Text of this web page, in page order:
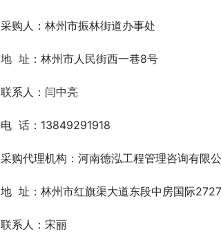
采购人：林州市振林街道办事处
地  址：林州市人民街西一巷8号
联系人：闫中亮
电  话：13849291918
采购代理机构：河南德泓工程管理咨询有限
地  址：林州市红旗渠大道东段中房国际
联系人：宋丽